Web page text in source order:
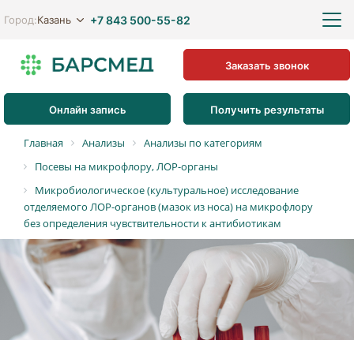
Город:Казань +7 843 500-55-82
Онлайн запись Получить результаты
Заказать звонок
Главная Анализы
Анализы по категориям
Посевы на микрофлору, ЛОР-органы
Микробиологическое (культуральное) исследование
отделяемого ЛОР-органов (мазок из носа) на микрофлору
без определения чувcтвительности к антибиотикам